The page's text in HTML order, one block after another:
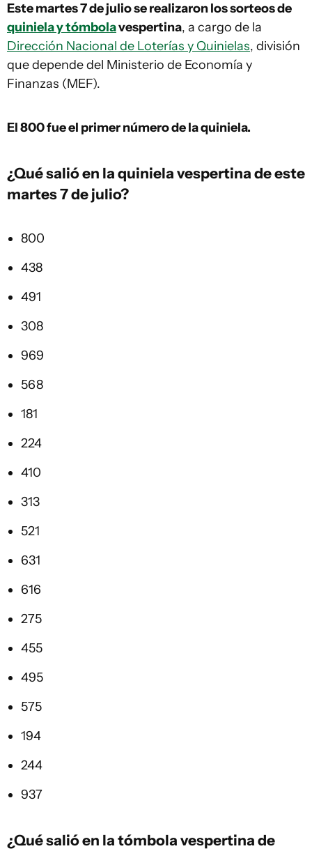
Este martes 7 de julio se realizaron los sorteos de
quiniela y tómbolavespertina, a cargo de la
Dirección Nacional de Loterías y Quinielas, división
que depende del Ministerio de Economía y
Finanzas (MEF).
El 800fue el primer número de la quiniela.
¿Qué salió en laquiniela vespertinade este
martes 7 de julio?
800
438
491
308
969
568
181
224
410
313
521
631
616
275
455
495
575
194
244
937
¿Qué salió en latómbola vespertinade